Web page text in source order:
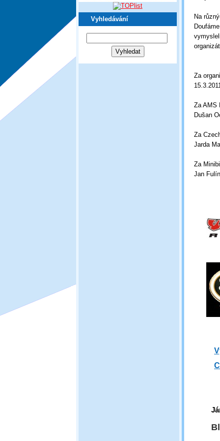
Vyhledávání
Na
Za
Za AMS
Dušan
Za
Jarda
Za
Jan Fulín